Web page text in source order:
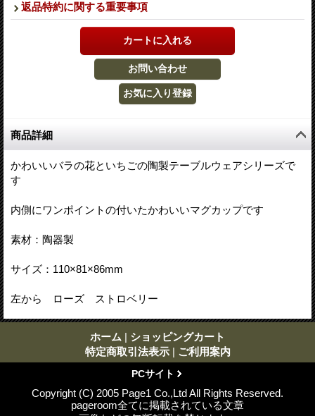
返品特約に関する重要事項
商品詳細
かわいいバラの花といちごの陶製テーブルウェアシリーズで
す
内側にワンポイントの付いたかわいいマグカップです
素材：陶器製
サイズ：110×81×86mm
左から ローズ ストロベリー
ホーム | ショッピングカート
特定商取引法表示 | ご利用案内
PCサイト
Copyright (C) 2005 Page1 Co.,Ltd All Rights Reserved.
pageroom全てに掲載されている文章